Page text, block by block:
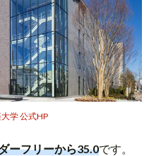
学 公式HP
ーフリーから35.0です。